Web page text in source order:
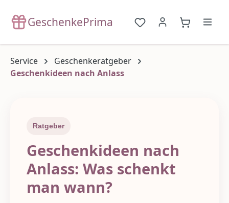
GeschenkePrima
Du hast 0 Produkte
Service
Geschenkeratgeber
Geschenkideen nach Anlass
Ratgeber
Geschenkideen nach
Anlass: Was schenkt
man wann?